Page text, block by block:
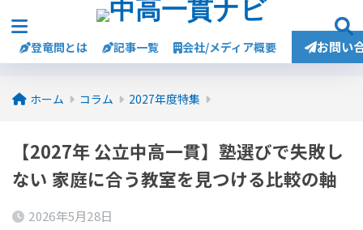
登竜問とは 記事一覧 会社/メディア概要 お問い
ホーム コラム 2027年度特集
【2027年 公立中高一貫】塾選びで失敗し
ない 家庭に合う教室を見つける比較の軸
2026年5月28日